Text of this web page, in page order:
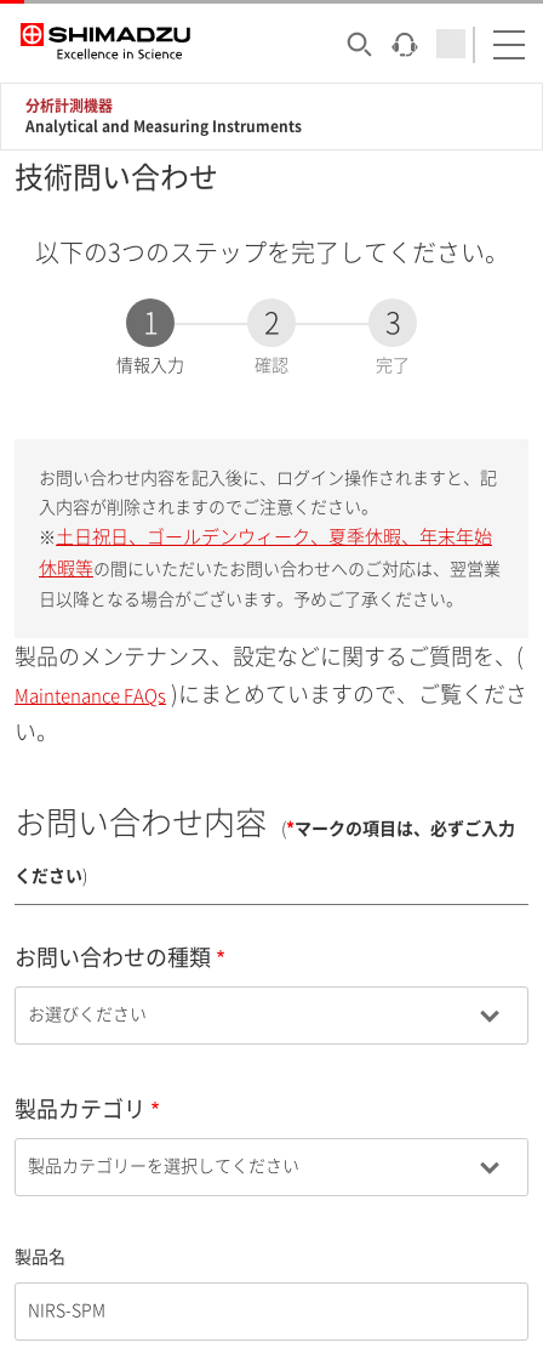
分析計測機器
Analytical and Measuring Instruments
技術問い合わせ
以下の3つのステップを完了してください。
1
現
情報入力
2
確認
3
完了
お問い合わせ内容を記入後に、ログイン操作されますと、記
入内容が削除されますのでご注意ください。
※ 土日祝日、ゴールデンウィーク、夏季休暇、年末年始
休暇等の間にいただいたお問い合わせへのご対応は、翌営業
日以降となる場合がございます。予めご了承ください。
製品のメンテナンス、設定などに関するご質問を、(
Maintenance FAQs )にまとめていますので、ご覧くださ
い。
お問い合わせ内容 (*マークの項目は、必ずご入力
ください)
お問い合わせの種類
製品カテゴリ
製品名